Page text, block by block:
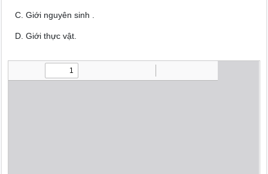
C. Giới nguyên sinh .
D. Giới thực vật.